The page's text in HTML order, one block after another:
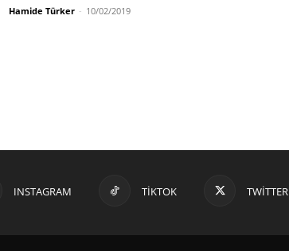
Hamide Türker - 10/02/2019
INSTAGRAM TIKTOK TWITTER